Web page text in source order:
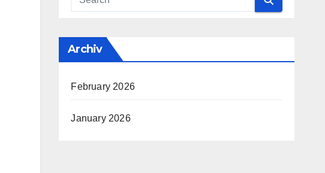
Archiv
February 2026
January 2026